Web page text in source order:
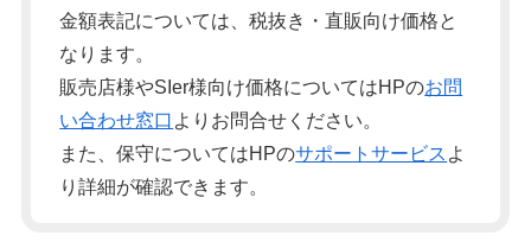
金額表記については、税抜き・直販向け価格と
なります。
販売店様やSIer様向け価格についてはHPのお問
い合わせ窓口 よりお問合せください。
また、保守についてはHPのサポートサービス よ
り詳細が確認できます。